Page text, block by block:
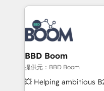
100+ intégrations
experts conseil - 150
cumulées
builds scalable
revenue. ⚙️ HubSpot Integration & Optimization •
Seamless CRM, CMS,
Complex platform
Custom APIs and third-party
End Revenue
pipeline growth
BBD Boom
提供元：BBD Boom
💥 Helping ambitious